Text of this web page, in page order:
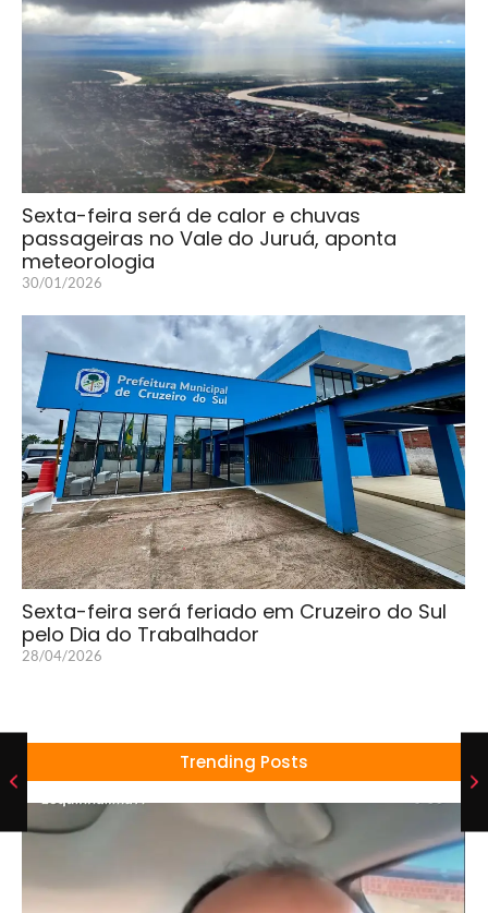
Sexta-feira será de calor e chuvas
passageiras no Vale do Juruá, aponta
meteorologia
30/01/2026
Sexta-feira será feriado em Cruzeiro do Sul
pelo Dia do Trabalhador
28/04/2026
Trending Posts